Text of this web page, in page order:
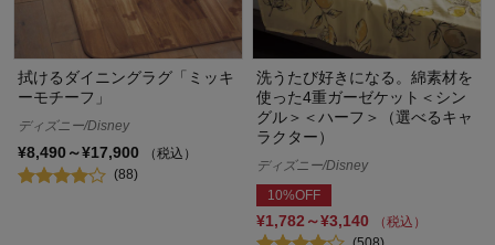
拭けるダイニングラグ「ミッキ
ーモチーフ」
ディズニー/Disney
¥8,490～¥17,900
（税込）
(88)
洗うたび好きになる。綿素材を
使った4重ガーゼケット＜シン
グル＞＜ハーフ＞（選べるキャ
ラクター）
ディズニー/Disney
10%OFF
¥1,782～¥3,140
（税込）